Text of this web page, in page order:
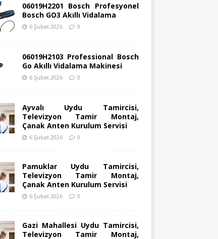
06019H2201 Bosch Profesyonel
Bosch GO3 Akıllı Vidalama
6 Şubat 2026 0
06019H2103 Professional Bosch
Go Akıllı Vidalama Makinesi
6 Şubat 2026 0
Ayvalı Uydu Tamircisi,
Televizyon Tamir Montaj,
Çanak Anten Kurulum Servisi
6 Şubat 2026 0
Pamuklar Uydu Tamircisi,
Televizyon Tamir Montaj,
Çanak Anten Kurulum Servisi
6 Şubat 2026 0
Gazi Mahallesi Uydu Tamircisi,
Televizyon Tamir Montaj,